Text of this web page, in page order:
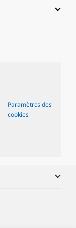
Paramètres des
cookies